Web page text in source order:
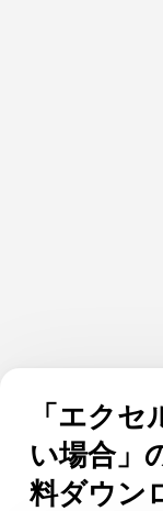
「エク
い場合」
料ダウン